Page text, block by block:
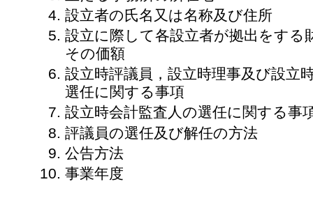
設立者の氏名又は名称及び住所
設立に際して各設立者が拠出をする
その価額
設立時評議員，設立時理事及び設立
選任に関する事項
設立時会計監査人の選任に関する事
評議員の選任及び解任の方法
公告方法
事業年度